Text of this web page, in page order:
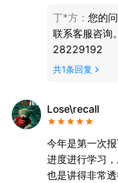
丁*方： 您的
联系客服咨询
28229192
共1条回复
Lose\recall
今年是第一次
进度进行学习
也是讲得非常